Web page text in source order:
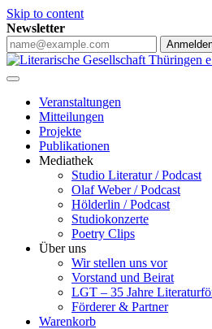
Skip to content
Newsletter
Veranstaltungen
Mitteilungen
Projekte
Publikationen
Mediathek
Studio Literatur / Podcast
Olaf Weber / Podcast
Hölderlin / Podcast
Studiokonzerte
Poetry Clips
Über uns
Wir stellen uns vor
Vorstand und Beirat
LGT – 35 Jahre
Förderer & Partner
Warenkorb